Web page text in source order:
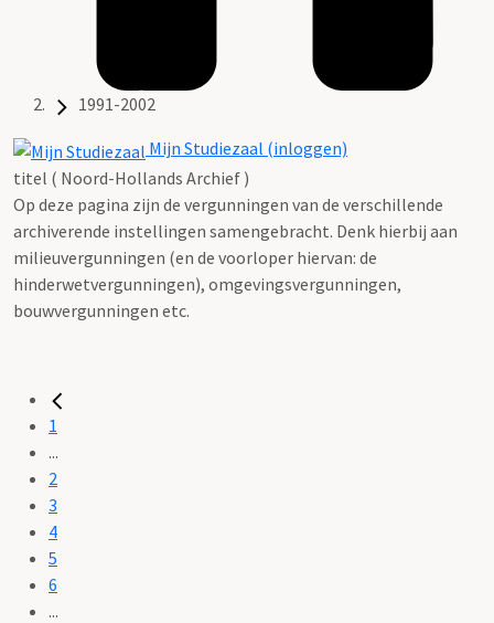
1991-2002
Mijn Studiezaal (inloggen)
titel ( Noord-Hollands Archief )
Op deze pagina zijn de vergunningen van de verschillende
archiverende instellingen samengebracht. Denk hierbij aan
milieuvergunningen (en de voorloper hiervan: de
hinderwetvergunningen), omgevingsvergunningen,
bouwvergunningen etc.
1
...
2
3
4
5
6
...